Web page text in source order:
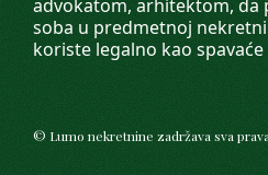
advokatom, arhitektom, da
soba u predmetnoj
koriste legalno kao spavaće
© Lumo nekretnine zadržava sva prava